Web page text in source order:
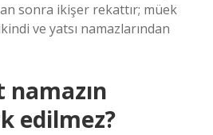
sonra ikişer rekattır; müek
ve yatsı namazlarından
edilmez?